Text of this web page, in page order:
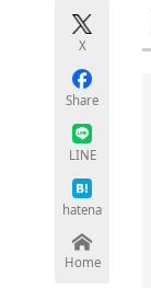
X
Share
LINE
hatena
Home